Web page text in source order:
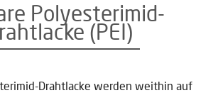
Polyesterimid-
(PEI)
Drahtlacke werden weithin auf